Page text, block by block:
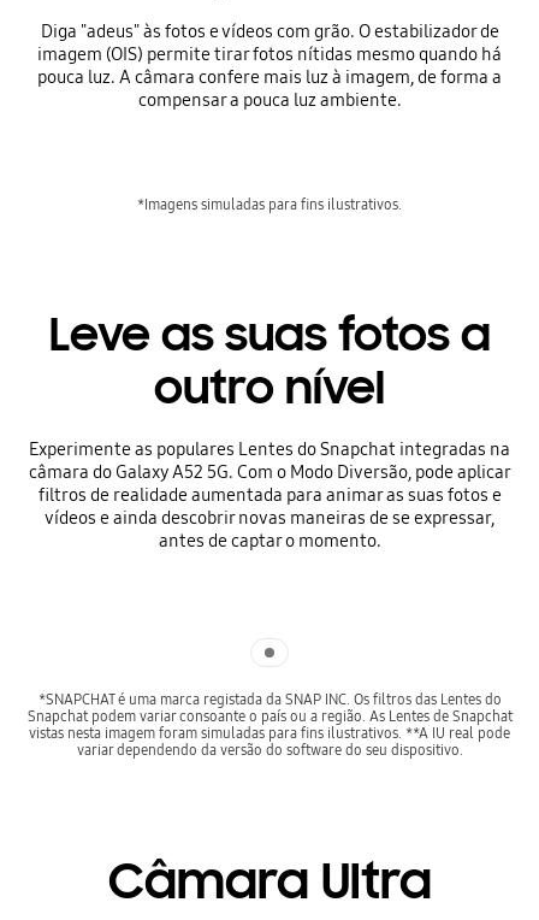
Diga "adeus" às fotos e vídeos com grão. O estabilizador de
imagem (OIS) permite tirar fotos nítidas mesmo quando há
pouca luz. A câmara confere mais luz à imagem, de forma a
compensar a pouca luz ambiente.
*Imagens simuladas para fins ilustrativos.
Leve as suas fotos a
outro nível
Experimente as populares Lentes do Snapchat integradas na
câmara do Galaxy A52 5G. Com o Modo Diversão, pode aplicar
filtros de realidade aumentada para animar as suas fotos e
vídeos e ainda descobrir novas maneiras de se expressar,
antes de captar o momento.
*SNAPCHAT é uma marca registada da SNAP INC. Os filtros das Lentes do
Snapchat podem variar consoante o país ou a região. As Lentes de Snapchat
vistas nesta imagem foram simuladas para fins ilustrativos. **A IU real pode
variar dependendo da versão do software do seu dispositivo.
Câmara Ultra